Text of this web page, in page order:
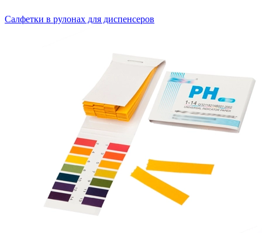
Салфетки в рулонах для диспенсеров